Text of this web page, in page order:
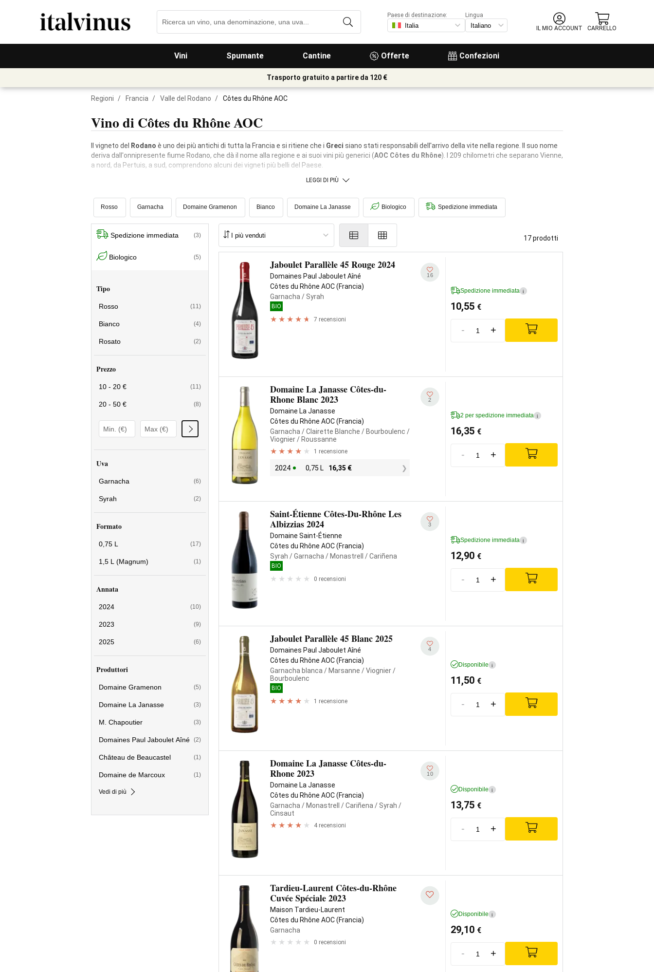
Vini Spumante Cantine Offerte Confezioni
Paese di destinazione:
Lingua
IL MIO ACCOUNT
CARRELLO
Trasporto gratuito a partire da 120 €
Regioni / Francia / Valle del Rodano / Côtes du Rhône AOC
Vino di Côtes du Rhône AOC
Il vigneto del Rodano è uno dei più antichi di tutta la Francia e si ritiene che i Greci siano stati responsabili dell'arrivo della vite nella regione. Il suo nome
deriva dall'onnipresente fiume Rodano, che dà il nome alla regione e ai suoi vini più generici (AOC Côtes du Rhône). I 209 chilometri che separano Vienne,
a nord, da Pertuis, a sud, comprendono alcuni dei vigneti più belli del Paese.
LEGGI DI PIÙ
Rosso Garnacha Domaine Gramenon Bianco Domaine La Janasse Biologico Spedizione immediata
Spedizione immediata (3)
Biologico (5)
Tipo
Rosso (11)
Bianco (4)
Rosato (2)
Prezzo
10 - 20 € (11)
20 - 50 € (8)
Uva
Garnacha (6)
Syrah (2)
Formato
0,75 L (17)
1,5 L (Magnum) (1)
Annata
2024 (10)
2023 (9)
2025 (6)
Produttori
Domaine Gramenon (5)
Domaine La Janasse (3)
M. Chapoutier (3)
Domaines Paul Jaboulet Aîné (2)
Château de Beaucastel (1)
Domaine de Marcoux (1)
Vedi di più
17 prodotti
Jaboulet Parallèle 45 Rouge 2024
Domaines Paul Jaboulet Aîné
Côtes du Rhône AOC (Francia)
Garnacha / Syrah
BIO
7 recensioni
16
Spedizione immediata i
10,55 €
- +
Domaine La Janasse Côtes-du-
Rhone Blanc 2023
Domaine La Janasse
Côtes du Rhône AOC (Francia)
Garnacha / Clairette Blanche / Bourboulenc /
Viognier/ Roussanne
1 recensione
2024 0,75 L 16,35 €
2
2 per spedizione immediata i
16,35 €
- +
Saint-Étienne Côtes-Du-Rhône Les
Albizzias 2024
Domaine Saint-Étienne
Côtes du Rhône AOC (Francia)
Syrah / Garnacha / Monastrell / Cariñena
BIO
0 recensioni
3
Spedizione immediata i
12,90 €
- +
Jaboulet Parallèle 45 Blanc 2025
Domaines Paul Jaboulet Aîné
Côtes du Rhône AOC (Francia)
Garnacha blanca / Marsanne / Viognier/
Bourboulenc
BIO
1 recensione
4
Disponibile i
11,50 €
- +
Domaine La Janasse Côtes-du-
Rhone 2023
Domaine La Janasse
Côtes du Rhône AOC (Francia)
Garnacha / Monastrell / Cariñena / Syrah /
Cinsaut
4 recensioni
10
Disponibile i
13,75 €
- +
Tardieu-Laurent Côtes-du-Rhône
Cuvée Spéciale 2023
Maison Tardieu-Laurent
Côtes du Rhône AOC (Francia)
Garnacha
0 recensioni
Disponibile i
29,10 €
- +